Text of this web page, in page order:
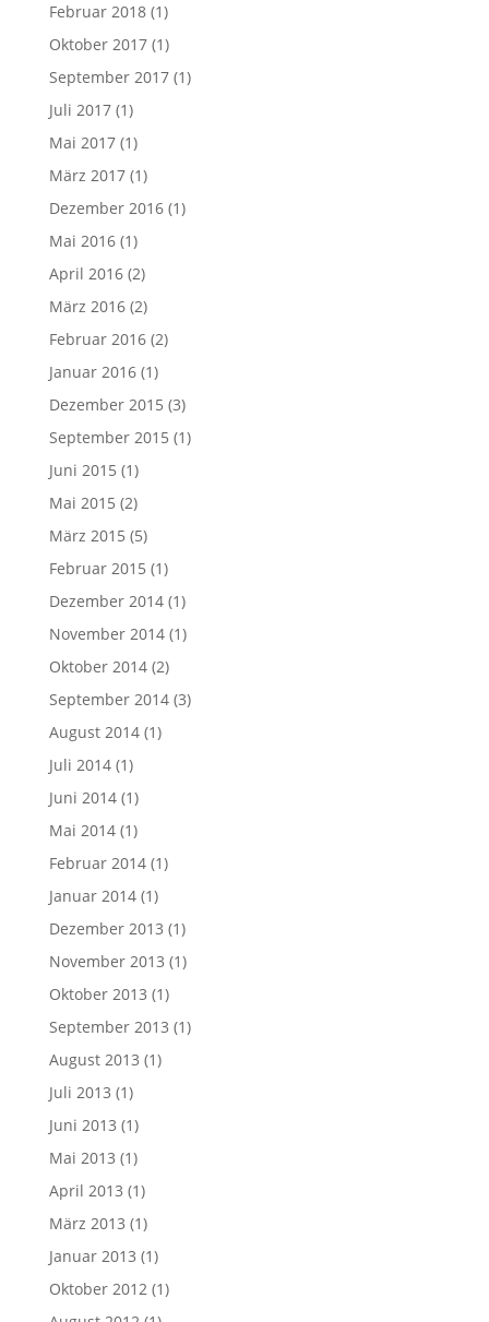
Februar 2018(1)
Oktober 2017(1)
September 2017(1)
Juli 2017(1)
Mai 2017(1)
März 2017(1)
Dezember 2016(1)
Mai 2016(1)
April 2016(2)
März 2016(2)
Februar 2016(2)
Januar 2016(1)
Dezember 2015 (3)
September 2015 (1)
Juni 2015 (1)
Mai 2015 (2)
März 2015 (5)
Februar 2015 (1)
Dezember 2014(1)
November 2014(1)
Oktober 2014(2)
September 2014(3)
August 2014(1)
Juli 2014(1)
Juni 2014(1)
Mai 2014(1)
Februar 2014(1)
Januar 2014(1)
Dezember 2013 (1)
November 2013 (1)
Oktober 2013 (1)
September 2013 (1)
August 2013 (1)
Juli 2013 (1)
Juni 2013 (1)
Mai 2013 (1)
April 2013 (1)
März 2013 (1)
Januar 2013 (1)
Oktober 2012(1)